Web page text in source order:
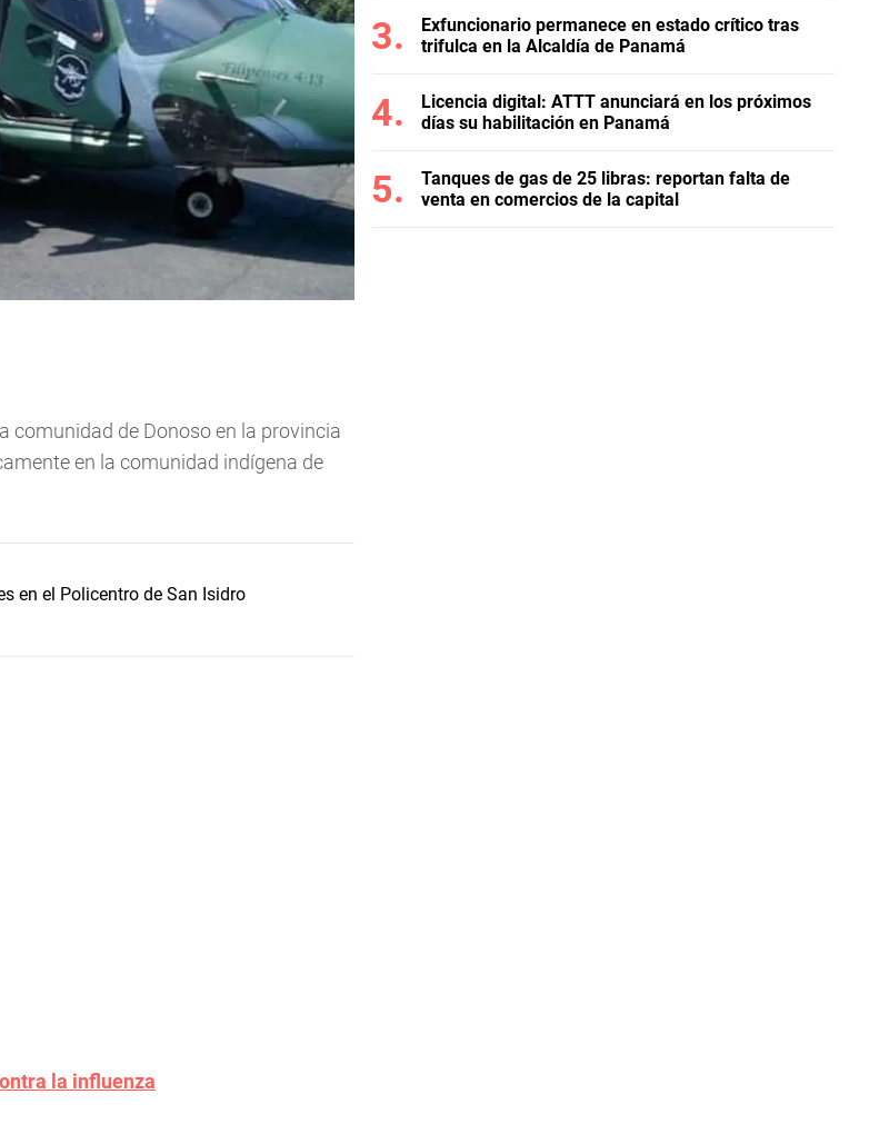
comunidad de Donoso en la provincia
en la comunidad indígena de
en el Policentro de San Isidro
la influenza
Exfuncionario permanece en estado crítico tras
trifulca en la Alcaldía de Panamá
Licencia digital: ATTT anunciará en los próximos
días su habilitación en Panamá
Tanques de gas de 25 libras: reportan falta de
venta en comercios de la capital